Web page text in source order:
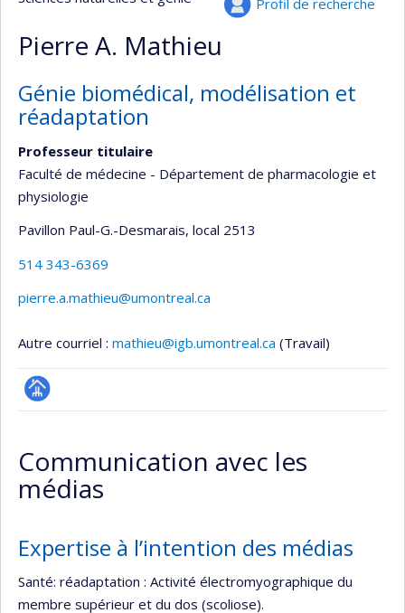
Profil de recherche
Pierre A. Mathieu
Génie biomédical, modélisation et
réadaptation
Professeur titulaire
Faculté de médecine - Département de pharmacologie et
physiologie
Pavillon Paul-G.-Desmarais, local 2513
514 343-6369
pierre.a.mathieu@umontreal.ca
Autre courriel : mathieu@igb.umontreal.ca (Travail)
Page
(faculté,département,école)
Communication avec les
médias
Expertise à l’intention des médias
Santé: réadaptation : Activité électromyographique du
membre supérieur et du dos (scoliose).